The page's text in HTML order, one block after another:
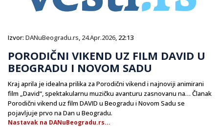
Izvor: DANuBeogradu.rs, 24.Apr.2026, 22:13
PORODIČNI VIKEND UZ FILM DAVID U
BEOGRADU I NOVOM SADU
Kraj aprila je idealna prilika za Porodični vikend i najnoviji animirani
film „David“, spektakularnu muzičku avanturu zasnovanu na… Članak
Porodični vikend uz film DAVID u Beogradu i Novom Sadu se
pojavljuje prvo na Dan u Beogradu.
Nastavak na DANuBeogradu.rs...